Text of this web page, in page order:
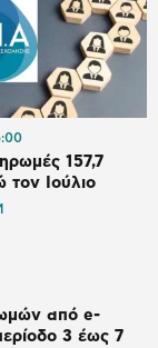
157,7
τον Ιούλιο
από e-
3 έως 7